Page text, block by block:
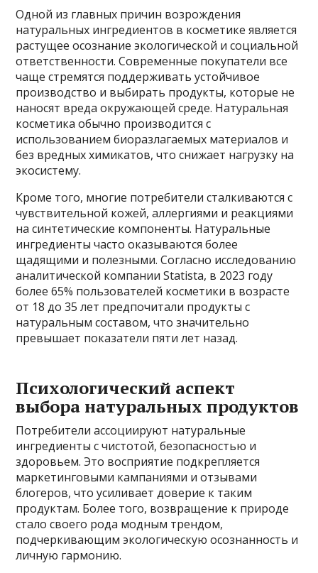
Одной из главных причин возрождения
натуральных ингредиентов в косметике является
растущее осознание экологической и социальной
ответственности. Современные покупатели все
чаще стремятся поддерживать устойчивое
производство и выбирать продукты, которые не
наносят вреда окружающей среде. Натуральная
косметика обычно производится с
использованием биоразлагаемых материалов и
без вредных химикатов, что снижает нагрузку на
экосистему.
Кроме того, многие потребители сталкиваются с
чувствительной кожей, аллергиями и реакциями
на синтетические компоненты. Натуральные
ингредиенты часто оказываются более
щадящими и полезными. Согласно исследованию
аналитической компании Statista, в 2023 году
более 65% пользователей косметики в возрасте
от 18 до 35 лет предпочитали продукты с
натуральным составом, что значительно
превышает показатели пяти лет назад.
Психологический аспект
выбора натуральных продуктов
Потребители ассоциируют натуральные
ингредиенты с чистотой, безопасностью и
здоровьем. Это восприятие подкрепляется
маркетинговыми кампаниями и отзывами
блогеров, что усиливает доверие к таким
продуктам. Более того, возвращение к природе
стало своего рода модным трендом,
подчеркивающим экологическую осознанность и
личную гармонию.